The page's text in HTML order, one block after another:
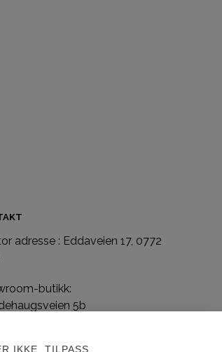
adresse : Eddaveien 17, 0772
butikk:
5b
IKKE TILPASS